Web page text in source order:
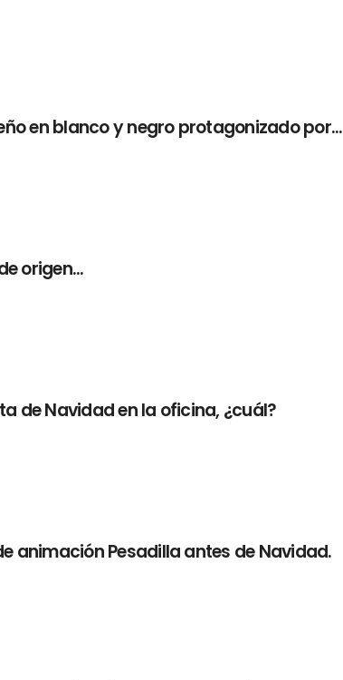
en blanco y negro protagonizado por...
origen...
de Navidad en la oficina, ¿cuál?
animación Pesadilla antes de Navidad.